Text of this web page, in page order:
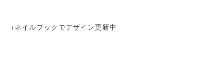
↓ネイルブックでデザイン更新中